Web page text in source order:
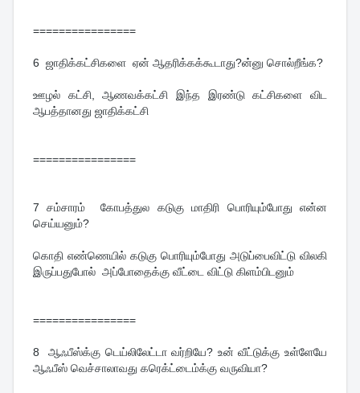
================
6 ஜாதிக்கட்சிகளை ஏன் ஆதரிக்கக்கூடாது?ன்னு சொல்றீங்க?
ஊழல் கட்சி, ஆணவக்கட்சி இந்த இரண்டு கட்சிகளை விட
ஆபத்தானது ஜாதிக்கட்சி
================
7 சம்சாரம் கோபத்துல கடுகு மாதிரி பொரியும்போது என்ன
செய்யனும்?
கொதி எண்ணெயில் கடுகு பொரியும்போது அடுப்பைவிட்டு விலகி
இருப்பதுபோல் அப்போதைக்கு வீட்டை விட்டு கிளம்பிடனும்
================
8 ஆஃபீஸ்க்கு டெய்லிலேட்டா வர்றியே? உன் வீட்டுக்கு உள்ளேயே
ஆஃபீஸ் வெச்சாலாவது கரெக்ட்டைம்க்கு வருவியா?